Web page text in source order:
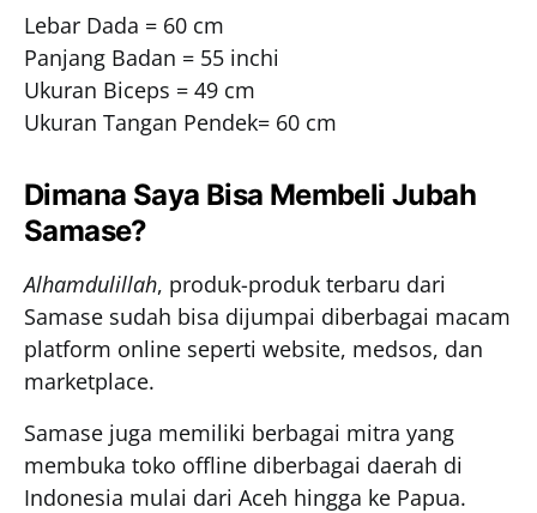
Lebar Dada = 60 cm
Panjang Badan = 55 inchi
Ukuran Biceps = 49 cm
Ukuran Tangan Pendek= 60 cm
Dimana Saya Bisa Membeli Jubah
Samase?
Alhamdulillah, produk-produk terbaru dari
Samase sudah bisa dijumpai diberbagai macam
platform online seperti website, medsos, dan
marketplace.
Samase juga memiliki berbagai mitra yang
membuka toko offline diberbagai daerah di
Indonesia mulai dari Aceh hingga ke Papua.